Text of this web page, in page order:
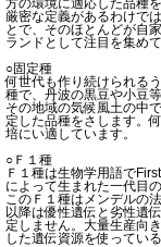
方の環境に適応した品種
厳密な定義があるわけで
とで、そのほとんどが自
ランドとして注目を集めて
○固定種
何世代も作り続けられる
種で、丹波の黒豆や小豆
その地域の気候風土の中
定した品種をさします。
培にい適しています。
○Ｆ１種
Ｆ１種は生物学用語で
によって生まれた一代目
このＦ１種はメンデルの
以降は優性遺伝と劣性遺
定しません。大量生産向
した遺伝資源を使ってい